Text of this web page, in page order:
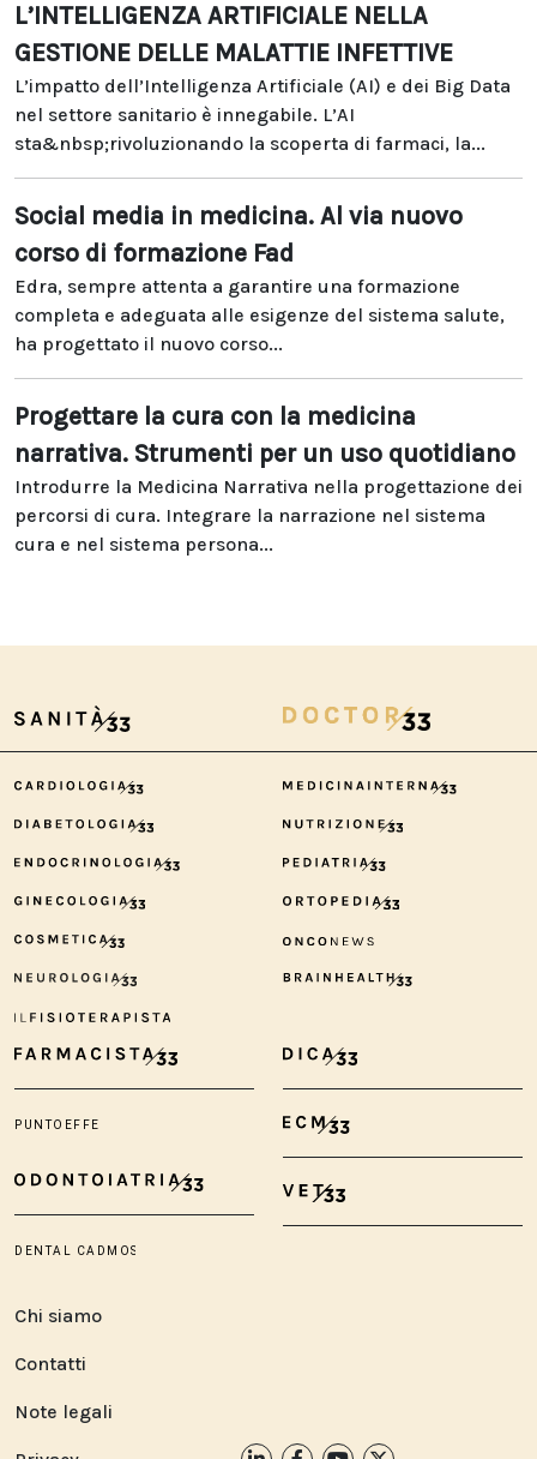
L’INTELLIGENZA ARTIFICIALE NELLA
GESTIONE DELLE MALATTIE INFETTIVE
L’impatto dell’Intelligenza Artificiale (AI) e dei Big Data
nel settore sanitario è innegabile. L’AI
sta&nbsp;rivoluzionando la scoperta di farmaci, la...
Social media in medicina. Al via nuovo
corso di formazione Fad
Edra, sempre attenta a garantire una formazione
completa e adeguata alle esigenze del sistema salute,
ha progettato il nuovo corso...
Progettare la cura con la medicina
narrativa. Strumenti per un uso quotidiano
Introdurre la Medicina Narrativa nella progettazione dei
percorsi di cura. Integrare la narrazione nel sistema
cura e nel sistema persona...
Chi siamo
Contatti
Note legali